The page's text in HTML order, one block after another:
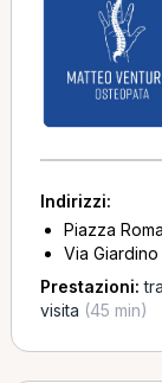
Indirizzi:
Piazza
Via
Prestazioni:
visita (45 min)